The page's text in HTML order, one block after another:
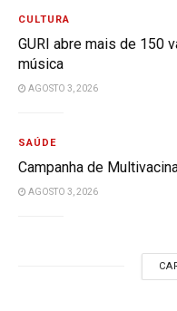
CULTURA
GURI abre mais de 150
música
AGOSTO 3, 2026
SAÚDE
Campanha de
AGOSTO 3, 2026